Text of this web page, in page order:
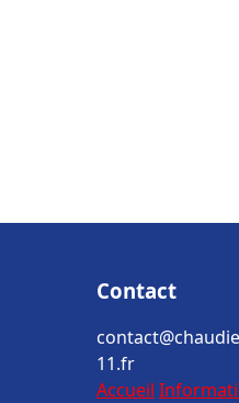
Contact
11.fr
Accueil